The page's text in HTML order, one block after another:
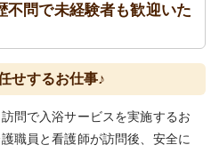
不問で未経験者も歓迎いた
せするお仕事♪
問で入浴サービスを実施するお
職員と看護師が訪問後、安全に